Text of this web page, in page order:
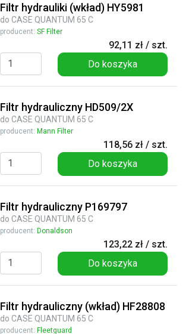
Filtr hydrauliki (wkład) HY5981
do CASE QUANTUM 65 C
producent: SF Filter
92,11 zł / szt.
Do koszyka
Filtr hydrauliczny HD509/2X
do CASE QUANTUM 65 C
producent: Mann Filter
118,56 zł / szt.
Do koszyka
Filtr hydrauliczny P169797
do CASE QUANTUM 65 C
producent: Donaldson
123,22 zł / szt.
Do koszyka
Filtr hydrauliczny (wkład) HF28808
do CASE QUANTUM 65 C
producent: Fleetguard